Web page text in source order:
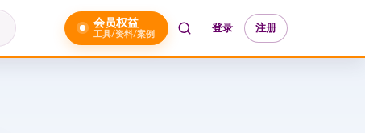
会员权益
工具/资料/案例
登录 注册